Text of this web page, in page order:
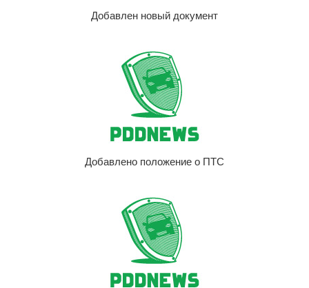
Добавлен новый документ
Добавлено положение о ПТС